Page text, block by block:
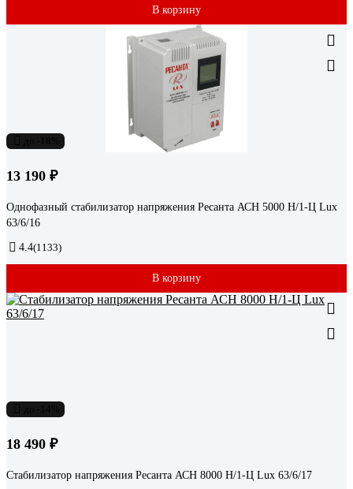
В корзину
13 190 ₽
Однофазный стабилизатор напряжения Ресанта АСН 5000 Н/1-Ц Lux
63/6/16
4.4(1133)
В корзину
18 490 ₽
Стабилизатор напряжения Ресанта АСН 8000 Н/1-Ц Lux 63/6/17